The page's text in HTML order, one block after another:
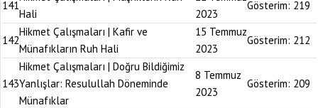
141
Hali
2023
Gösterim: 219
142
Hikmet Çalışmaları | Kafir ve
Münafıkların Ruh Hali
15 Temmuz
2023
Gösterim: 212
143
Hikmet Çalışmaları | Doğru Bildiğimiz
Yanlışlar: Resulullah Döneminde
Münafıklar
8 Temmuz
2023
Gösterim: 209